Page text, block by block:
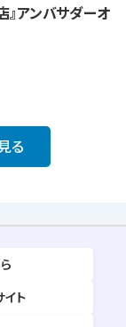
アンバサダーオ
る
ト